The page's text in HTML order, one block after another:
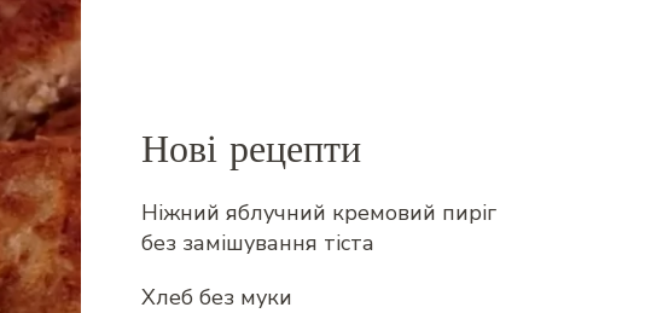
Нові рецепти
Ніжний яблучний кремовий пиріг
без замішування тіста
Хлеб без муки